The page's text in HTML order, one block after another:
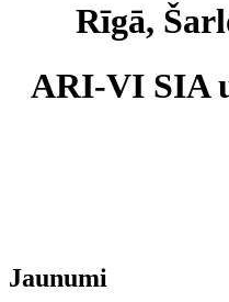
Rīgā,
ARI-VI SIA
Jaunumi